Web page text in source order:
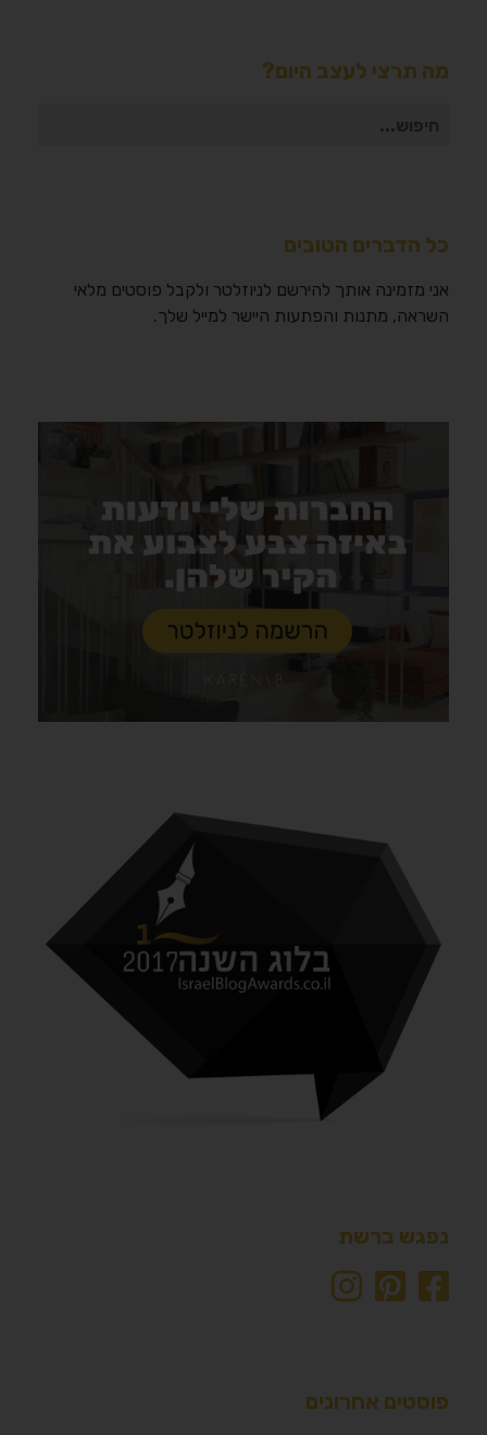
מה תרצי לעצב היום?
חיפוש
כל הדברים הטובים
אני מזמינה אותך להירשם לניוזלטר ולקבל פוסטים מלאי
השראה, מתנות והפתעות היישר למייל שלך.
נפגש ברשת
פוסטים אחרונים